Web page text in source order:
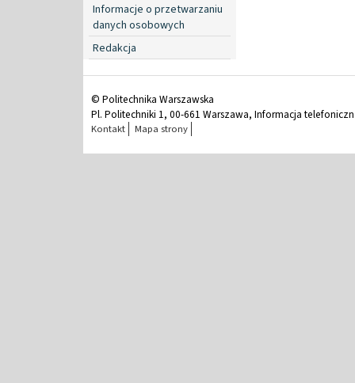
Informacje o przetwarzaniu
danych osobowych
Redakcja
© Politechnika Warszawska
Pl. Politechniki 1, 00-661 Warszawa, Informacja
Kontakt Mapa strony